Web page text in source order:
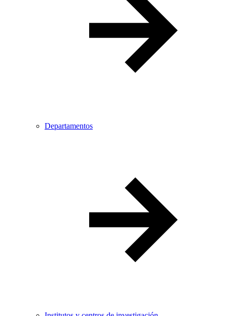
Departamentos